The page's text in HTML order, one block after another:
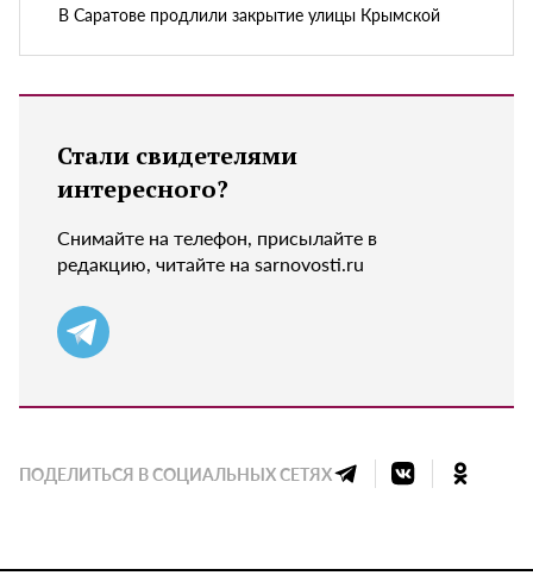
В Саратове продлили закрытие улицы Крымской
Стали свидетелями
интересного?
Снимайте на телефон, присылайте в
редакцию, читайте на sarnovosti.ru
ПОДЕЛИТЬСЯ В СОЦИАЛЬНЫХ СЕТЯХ